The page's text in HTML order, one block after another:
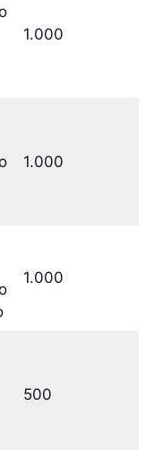
1.000
1.000
1.000
500